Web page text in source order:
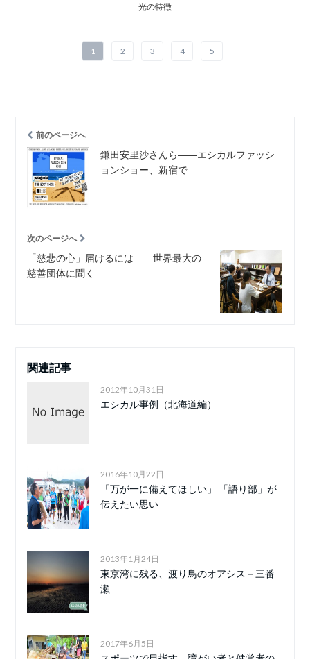
光の特徴
1 2 3 4 5
前のページへ
鎌田安里沙さんら――エシカルファッシ
ョンショー、新宿で
次のページへ
「慈悲の心」届けるには――世界最大の
慈善団体に聞く
関連記事
2012年10月31日
エシカル事例（北海道編）
2016年10月22日
「万が一に備えてほしい」 「語り部」が
伝えたい思い
2013年1月24日
東京湾に残る、渡り鳥のオアシス－三番
瀬
2017年6月5日